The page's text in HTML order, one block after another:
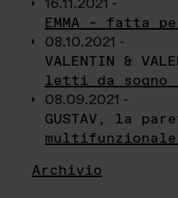
EMMA – fatta
08.10.2021 -
VALENTIN &
letti da sogno
08.09.2021 -
GUSTAV, la
Archivio